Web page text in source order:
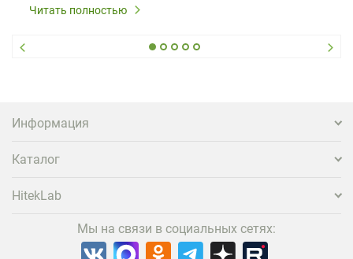
шале понимают, что конкуренция растет, и
вернуться и поделиться впечатлениями в соцсетях,
проектора.
Читать полностью
Информация
Каталог
HitekLab
Мы на связи в социальных сетях: